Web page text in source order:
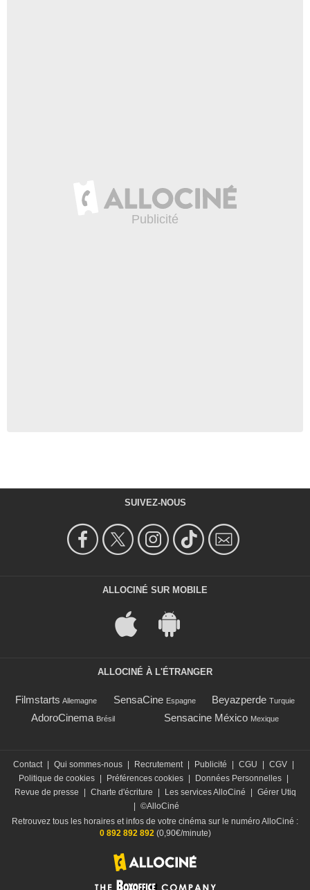
SUIVEZ-NOUS
ALLOCINÉ SUR MOBILE
ALLOCINÉ À L'ÉTRANGER
Filmstarts Allemagne SensaCine Espagne Beyazperde Turquie
AdoroCinema Brésil Sensacine México Mexique
Contact Qui sommes-nous Recrutement Publicité CGU CGV
Politique de cookies
Préférences cookies Données Personnelles
Revue de presse
Charte d'écriture Les services AlloCiné
Gérer Utiq
©AlloCiné
Retrouvez tous les horaires et infos de votre cinéma sur le numéro AlloCiné :
0 892 892 892(0,90€/minute)